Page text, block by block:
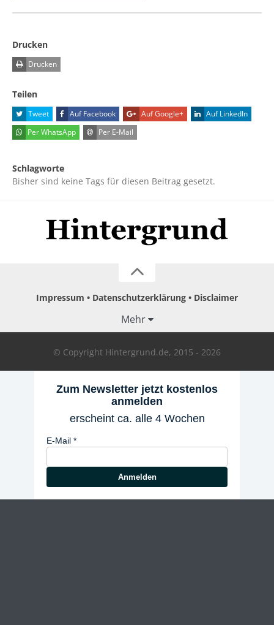
Drucken
Drucken
Teilen
Tweet Auf Facebook Auf Google+
Auf LinkedIn
Per WhatsApp
Per E-Mail
Schlagworte
Bisher sind keine Tags für diesen Beitrag gesetzt.
Impressum Datenschutzerklärung Disclaimer
Mehr
© Copyright Hintergrund.de, 2015 - 2026
Zum Newsletter jetzt kostenlos
anmelden
erscheint ca. alle 4 Wochen
E-Mail
Anmelden